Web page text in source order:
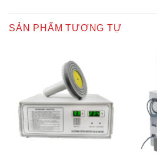
SẢN PHẨM TƯƠNG TỰ